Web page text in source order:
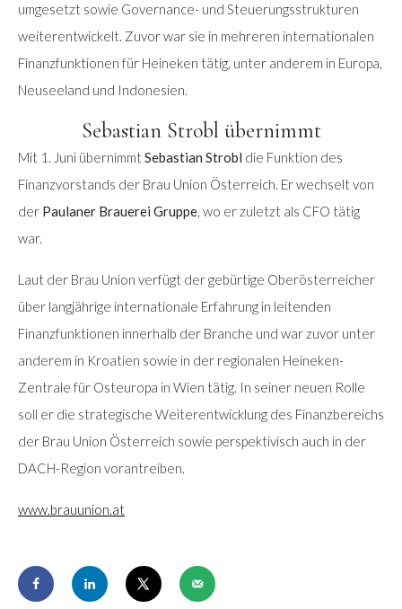
umgesetzt sowie Governance- und Steuerungsstrukturen
weiterentwickelt. Zuvor war sie in mehreren internationalen
Finanzfunktionen für Heineken tätig, unter anderem in Europa,
Neuseeland und Indonesien.
Sebastian Strobl übernimmt
Mit 1. Juni übernimmtSebastian Strobl die Funktion des
Finanzvorstands der Brau Union Österreich. Er wechselt von
der Paulaner Brauerei Gruppe, wo er zuletzt als CFO tätig
war.
Laut der Brau Union verfügt der gebürtige Oberösterreicher
über langjährige internationale Erfahrung in leitenden
Finanzfunktionen innerhalb der Branche und war zuvor unter
anderem in Kroatien sowie in der regionalen Heineken-
Zentrale für Osteuropa in Wien tätig. In seiner neuen Rolle
soll er die strategische Weiterentwicklung des Finanzbereichs
der Brau Union Österreich sowie perspektivisch auch in der
DACH-Region vorantreiben.
www.brauunion.at